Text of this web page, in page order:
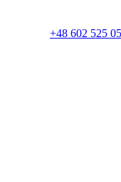
+48 602 525